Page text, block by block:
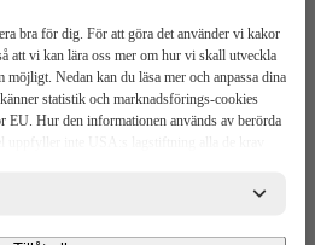
bra för dig. För att göra det använder vi kakor
att vi kan lära oss mer om hur vi skall utveckla
möjligt. Nedan kan du läsa mer och anpassa dina
statistik och marknadsförings-cookies
EU. Hur den informationen används av berörda
uppfyller inte USA:s lagstiftning alla de krav
bolagen måste lämna över uppgifter till
om de får en sådan begäran. Det kan dock
TF15HV